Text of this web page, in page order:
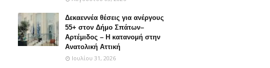
Δεκαεννέα θέσεις για ανέργους
55+ στον Δήμο Σπάτων–
Αρτέμιδος – Η κατανομή στην
Ανατολική Αττική
Ιουλίου 31, 2026